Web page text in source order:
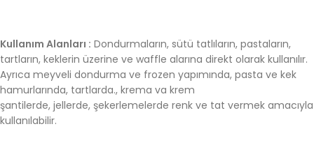
Kullanım Alanları : Dondurmaların, sütü tatlıların, pastaların,
tartların, keklerin üzerine ve waffle alarına direkt olarak kullanılır.
Ayrıca meyveli dondurma ve frozen yapımında, pasta ve kek
hamurlarında, tartlarda., krema va krem
şantilerde, jellerde, şekerlemelerde renk ve tat vermek amacıyla
kullanılabilir.